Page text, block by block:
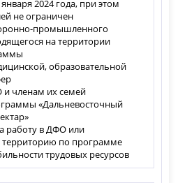
2024 года, при этом
не ограничен
промышленного
на территории
образовательной
и членам их семей
«Дальневосточный
работу в ДФО или
территорию по программе
трудовых ресурсов